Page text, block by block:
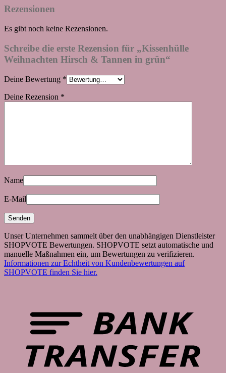
Rezensionen
Es gibt noch keine Rezensionen.
Schreibe die erste Rezension für „Kissenhülle
Weihnachten Hirsch & Tannen in grün“
Deine Bewertung *
Deine Rezension *
Name
E-Mail
Unser Unternehmen sammelt über den unabhängigen Dienstleister
SHOPVOTE Bewertungen. SHOPVOTE setzt automatische und
manuelle Maßnahmen ein, um Bewertungen zu verifizieren.
Informationen zur Echtheit von Kundenbewertungen auf
SHOPVOTE finden Sie hier.